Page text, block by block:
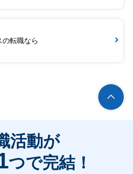
の転職なら
活動が
つで完結！